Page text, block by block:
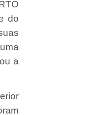
do
a